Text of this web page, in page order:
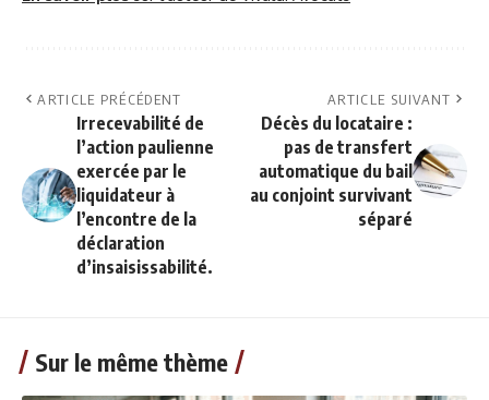
ARTICLE PRÉCÉDENT
Irrecevabilité de
l’action paulienne
exercée par le
liquidateur à
l’encontre de la
déclaration
d’insaisissabilité.
ARTICLE SUIVANT
Décès du locataire :
pas de transfert
automatique du bail
au conjoint survivant
séparé
Sur le même thème